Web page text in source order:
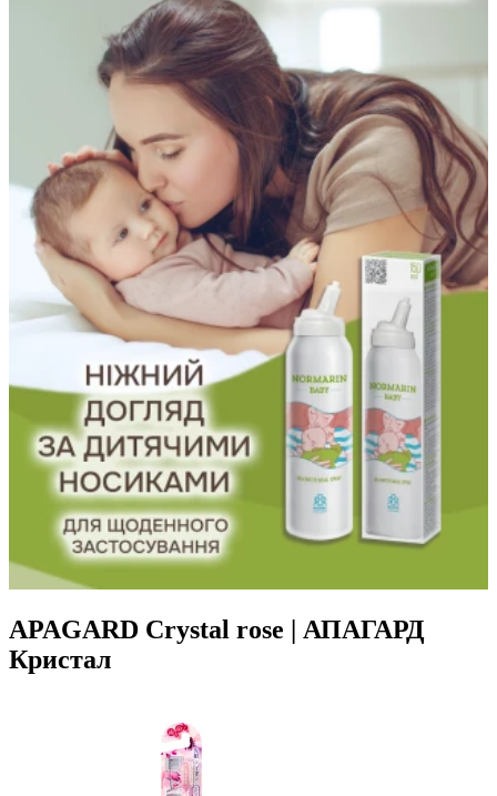
APAGARD Crystal rose | АПАГАРД
Кристал